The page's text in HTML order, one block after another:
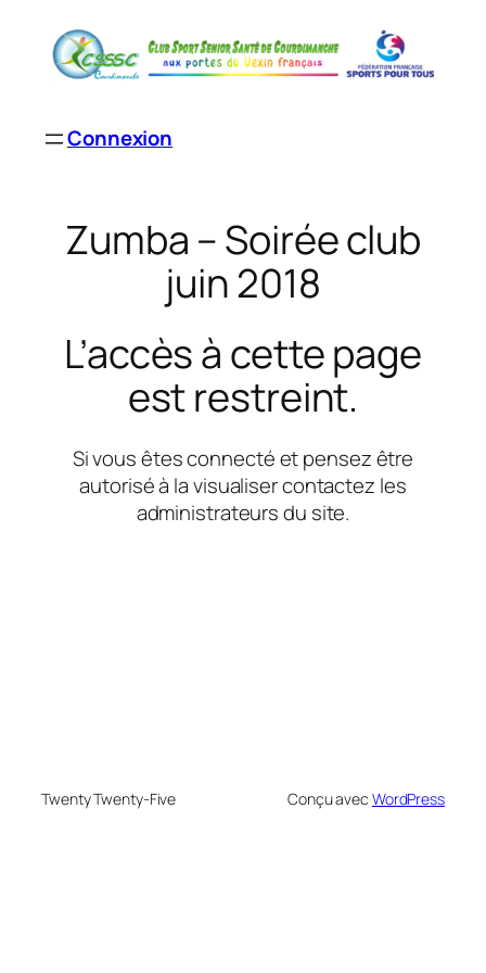
contenu
Connexion
Zumba – Soirée club
juin 2018
L’accès à cette page
est restreint.
Si vous êtes connecté et pensez être
autorisé à la visualiser contactez les
administrateurs du site.
Twenty Twenty-Five Conçu avec WordPress